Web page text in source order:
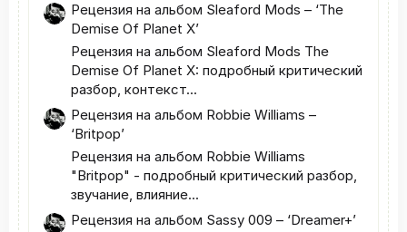
Рецензия на альбом Sleaford Mods – ‘The
Demise Of Planet X’
Рецензия на альбом Sleaford Mods The
Demise Of Planet X: подробный критический
разбор, контекст...
Рецензия на альбом Robbie Williams –
‘Britpop’
Рецензия на альбом Robbie Williams
"Britpop" - подробный критический разбор,
звучание, влияние...
Рецензия на альбом Sassy 009 – ‘Dreamer+’